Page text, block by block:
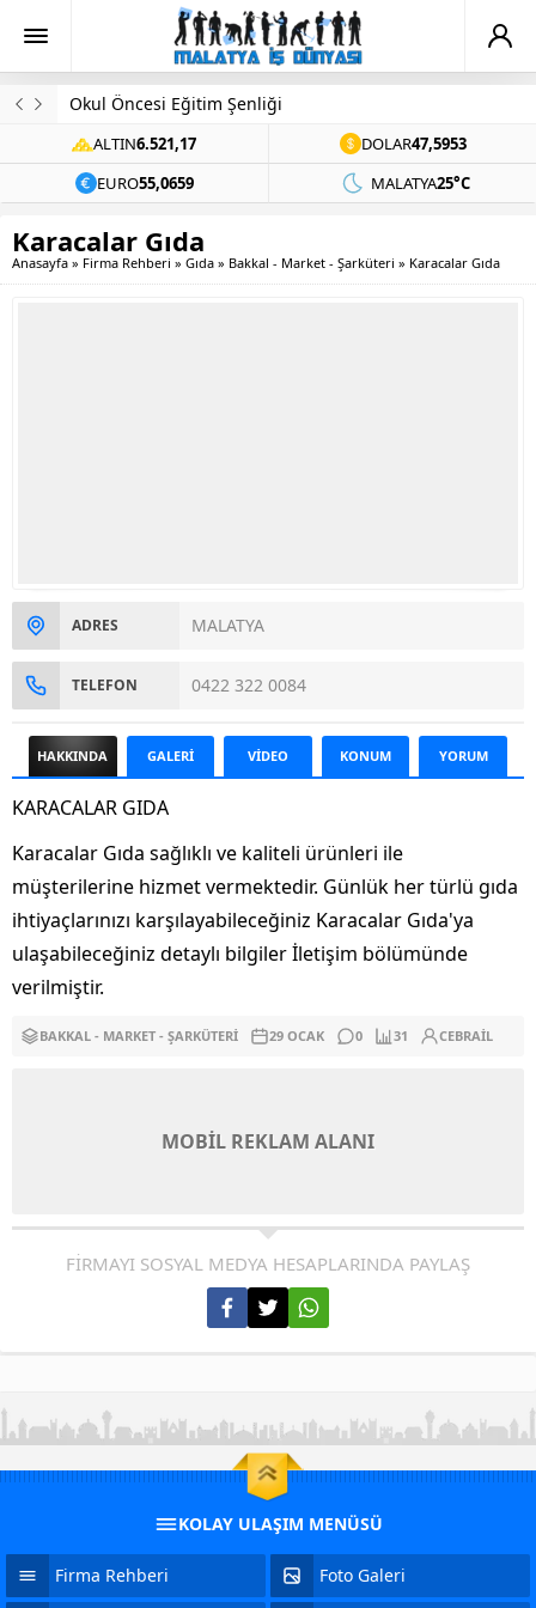
Okul Öncesi Eğitim Şenliği
ALTIN6.521,17 DOLAR47,5953
EURO55,0659 MALATYA25°C
Karacalar Gıda
Anasayfa » Firma Rehberi » Gıda » Bakkal - Market - Şarküteri » Karacalar Gıda
ADRES MALATYA
TELEFON 0422 322 0084
HAKKINDA GALERİ VİDEO KONUM YORUM
KARACALAR GIDA
Karacalar Gıda sağlıklı ve kaliteli ürünleri ile
müşterilerine hizmet vermektedir. Günlük her türlü gıda
ihtiyaçlarınızı karşılayabileceğiniz Karacalar Gıda'ya
ulaşabileceğiniz detaylı bilgiler İletişim bölümünde
verilmiştir.
BAKKAL - MARKET - ŞARKÜTERI 29 OCAK 0 31 CEBRAIL
MOBİL REKLAM ALANI
FİRMAYI SOSYAL MEDYA HESAPLARINDA PAYLAŞ
KOLAY ULAŞIM MENÜSÜ
Firma Rehberi Foto Galeri